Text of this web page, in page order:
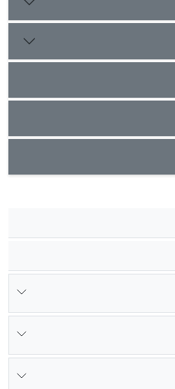
«فرزندآوری آگاهانه» است که پیامد آن،
افراد مورد مطالعه برای اقدام به
خانوادگی را مدنظر قرار می­دهند، بلکه به
زیست پیرامون خود نیز توجه دارند.